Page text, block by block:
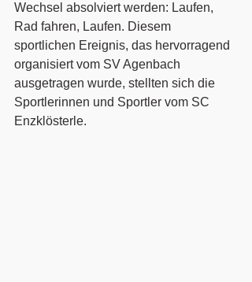
Wechsel absolviert werden: Laufen,
Rad fahren, Laufen. Diesem
sportlichen Ereignis, das hervorragend
organisiert vom SV Agenbach
ausgetragen wurde, stellten sich die
Sportlerinnen und Sportler vom SC
Enzklösterle.